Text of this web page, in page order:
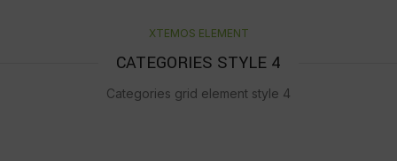
XTEMOS ELEMENT
CATEGORIES STYLE 4
Categories grid element style 4